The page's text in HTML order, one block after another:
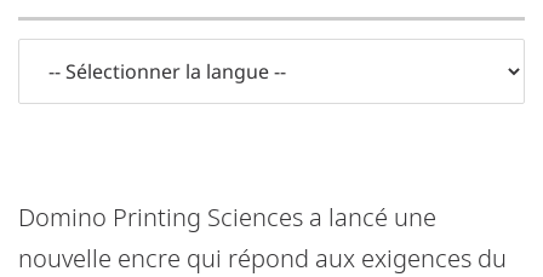
Domino Printing Sciences a lancé une
nouvelle encre qui répond aux exigences du